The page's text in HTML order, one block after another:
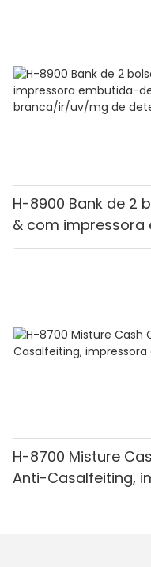
H-8900 Bank de 2
& com
mista, luz branca/
H-8700 Misture
Anti-Casalfeiting,